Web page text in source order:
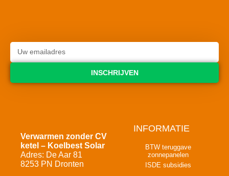
INSCHRIJVEN
Verwarmen zonder CV
ketel – Koelbest Solar
Adres: De Aar 81
8253 PN Dronten
INFORMATIE
BTW teruggave
zonnepanelen
ISDE subsidies